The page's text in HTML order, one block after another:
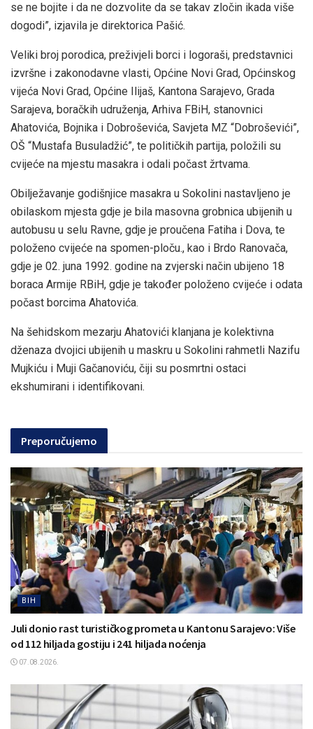
se ne bojite i da ne dozvolite da se takav zločin ikada više
dogodi”, izjavila je direktorica Pašić.
Veliki broj porodica, preživjeli borci i logoraši, predstavnici
izvršne i zakonodavne vlasti, Općine Novi Grad, Općinskog
vijeća Novi Grad, Općine Ilijaš, Kantona Sarajevo, Grada
Sarajeva, boračkih udruženja, Arhiva FBiH, stanovnici
Ahatovića, Bojnika i Dobroševića, Savjeta MZ “Dobroševići”,
OŠ “Mustafa Busuladžić”, te političkih partija, položili su
cvijeće na mjestu masakra i odali počast žrtvama.
Obilježavanje godišnjice masakra u Sokolini nastavljeno je
obilaskom mjesta gdje je bila masovna grobnica ubijenih u
autobusu u selu Ravne, gdje je proučena Fatiha i Dova, te
položeno cvijeće na spomen-ploču., kao i Brdo Ranovača,
gdje je 02. juna 1992. godine na zvjerski način ubijeno 18
boraca Armije RBiH, gdje je također položeno cvijeće i odata
počast borcima Ahatovića.
Na šehidskom mezarju Ahatovići klanjana je kolektivna
dženaza dvojici ubijenih u maskru u Sokolini rahmetli Nazifu
Mujkiću i Muji Gačanoviću, čiji su posmrtni ostaci
ekshumirani i identifikovani.
Preporučujemo
BIH
Juli donio rast turističkog prometa u Kantonu Sarajevo: Više
od 112 hiljada gostiju i 241 hiljada noćenja
07.08.2026.